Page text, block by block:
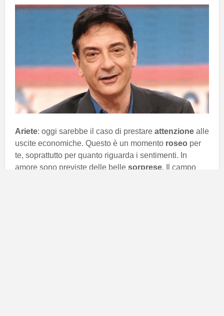
Ariete: oggi sarebbe il caso di prestare attenzione alle
uscite economiche. Questo è un momento roseo per
te, soprattutto per quanto riguarda i sentimenti. In
amore sono previste delle belle sorprese. Il campo